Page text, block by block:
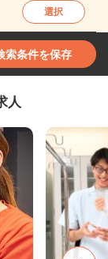
選択
索条件を保存
人